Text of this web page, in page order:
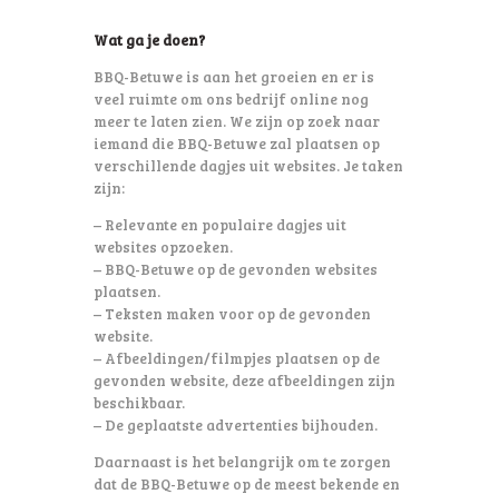
Wat ga je doen?
BBQ-Betuwe is aan het groeien en er is
veel ruimte om ons bedrijf online nog
meer te laten zien. We zijn op zoek naar
iemand die BBQ-Betuwe zal plaatsen op
verschillende dagjes uit websites. Je taken
zijn:
– Relevante en populaire dagjes uit
websites opzoeken.
– BBQ-Betuwe op de gevonden websites
plaatsen.
– Teksten maken voor op de gevonden
website.
– Afbeeldingen/filmpjes plaatsen op de
gevonden website, deze afbeeldingen zijn
beschikbaar.
– De geplaatste advertenties bijhouden.
Daarnaast is het belangrijk om te zorgen
dat de BBQ-Betuwe op de meest bekende en